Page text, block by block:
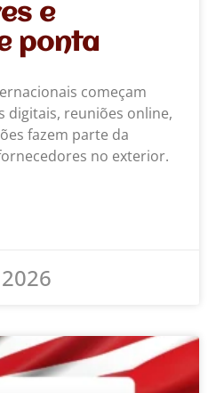
e
ponta
começam
digitais, reuniões online,
fazem parte da
no exterior.